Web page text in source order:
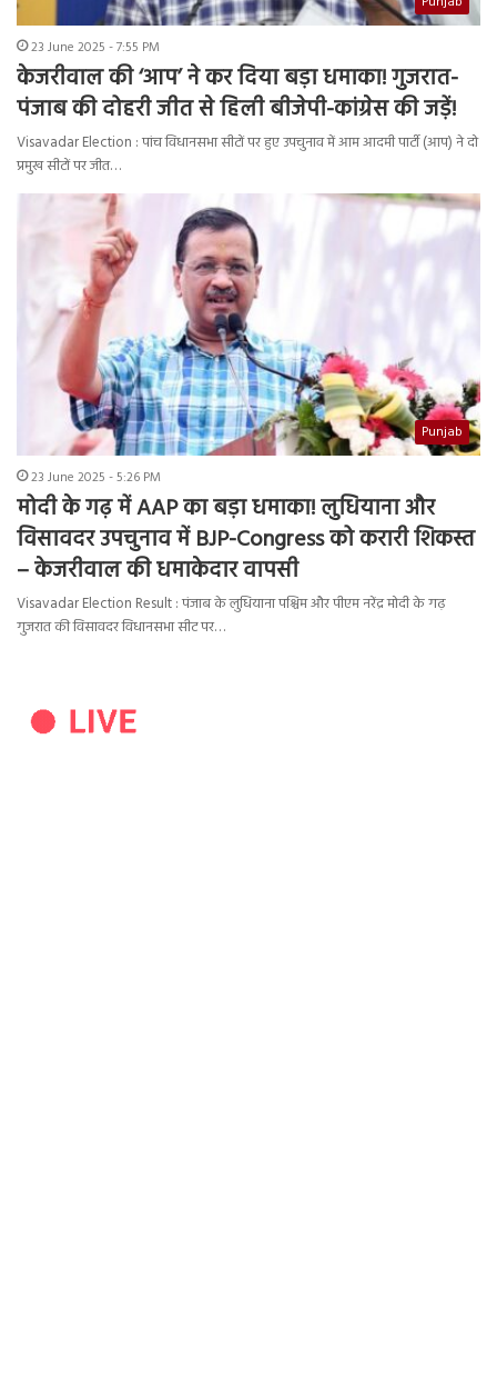
23 June 2025 - 7:55 PM
केजरीवाल की ‘आप’ ने कर दिया बड़ा धमाका! गुजरात-
पंजाब की दोहरी जीत से हिली बीजेपी-कांग्रेस की जड़ें!
Visavadar Election : पांच विधानसभा सीटों पर हुए उपचुनाव में आम आदमी पार्टी (आप) ने दो
प्रमुख सीटों पर जीत…
Punjab
23 June 2025 - 5:26 PM
मोदी के गढ़ में AAP का बड़ा धमाका! लुधियाना और
विसावदर उपचुनाव में BJP-Congress को करारी शिकस्त
– केजरीवाल की धमाकेदार वापसी
Visavadar Election Result : पंजाब के लुधियाना पश्चिम और पीएम नरेंद्र मोदी के गढ़
गुजरात की विसावदर विधानसभा सीट पर…